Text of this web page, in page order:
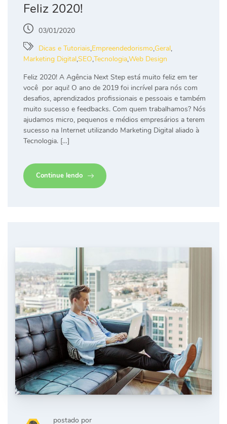
Feliz 2020!
03/01/2020
Dicas e Tutoriais,Empreendedorismo,Geral,
Marketing Digital,SEO,Tecnologia,Web Design
Feliz 2020! A Agência Next Step está muito feliz em ter
você por aqui! O ano de 2019 foi incrível para nós com
desafios, aprendizados profissionais e pessoais e também
muito sucesso e feedbacks. Com quem trabalhamos? Nós
ajudamos micro, pequenos e médios empresários a terem
sucesso na Internet utilizando Marketing Digital aliado à
Tecnologia. […]
Continue lendo
postado por